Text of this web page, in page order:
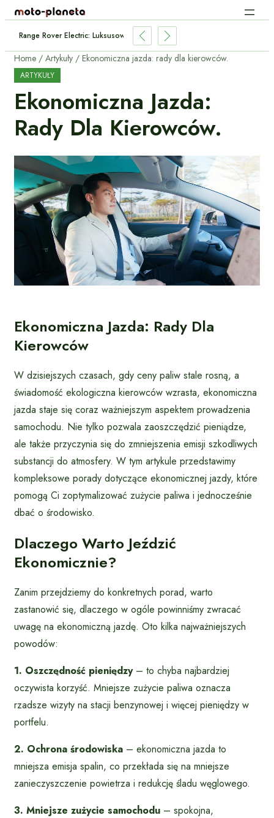
Range Rover Electric: Luksusowy SUV Kontra Błoto I Ładowanie
Home Artykuły Ekonomiczna jazda: rady dla kierowców.
ARTYKUŁY
Ekonomiczna Jazda:
Rady Dla Kierowców.
Ekonomiczna Jazda: Rady Dla
Kierowców
W dzisiejszych czasach, gdy ceny paliw stale rosną, a
świadomość ekologiczna kierowców wzrasta, ekonomiczna
jazda staje się coraz ważniejszym aspektem prowadzenia
samochodu. Nie tylko pozwala zaoszczędzić pieniądze,
ale także przyczynia się do zmniejszenia emisji szkodliwych
substancji do atmosfery. W tym artykule przedstawimy
kompleksowe porady dotyczące ekonomicznej jazdy, które
pomogą Ci zoptymalizować zużycie paliwa i jednocześnie
dbać o środowisko.
Dlaczego Warto Jeździć
Ekonomicznie?
Zanim przejdziemy do konkretnych porad, warto
zastanowić się, dlaczego w ogóle powinniśmy zwracać
uwagę na ekonomiczną jazdę. Oto kilka najważniejszych
powodów:
1. Oszczędność pieniędzy– to chyba najbardziej
oczywista korzyść. Mniejsze zużycie paliwa oznacza
rzadsze wizyty na stacji benzynowej i więcej pieniędzy w
portfelu.
2. Ochrona środowiska – ekonomiczna jazda to
mniejsza emisja spalin, co przekłada się na mniejsze
zanieczyszczenie powietrza i redukcję śladu węglowego.
3. Mniejsze zużycie samochodu – spokojna,